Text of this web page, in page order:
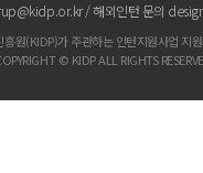
/ 해외인턴 문의
흥원(KIDP)가 주관하는 인턴지원사업 지
© KIDP ALL RIGHTS